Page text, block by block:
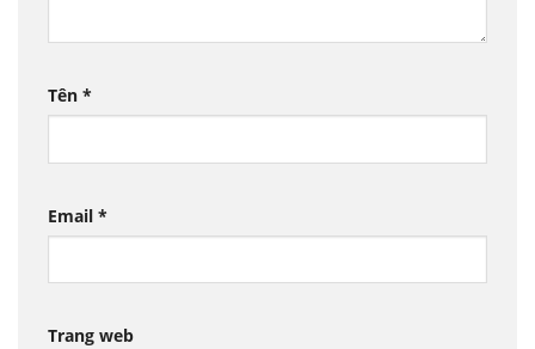
Tên *
Email *
Trang web